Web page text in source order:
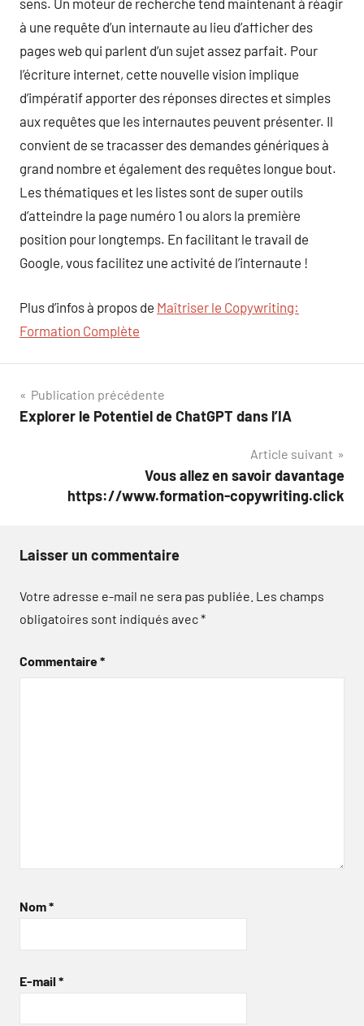
sens. Un moteur de recherche tend maintenant à réagir
à une requête d’un internaute au lieu d’afficher des
pages web qui parlent d’un sujet assez parfait. Pour
l’écriture internet, cette nouvelle vision implique
d’impératif apporter des réponses directes et simples
aux requêtes que les internautes peuvent présenter. Il
convient de se tracasser des demandes génériques à
grand nombre et également des requêtes longue bout.
Les thématiques et les listes sont de super outils
d’atteindre la page numéro 1 ou alors la première
position pour longtemps. En facilitant le travail de
Google, vous facilitez une activité de l’internaute !
Plus d’infos à propos de Maîtriser le Copywriting:
Formation Complète
Navigation
de
Publication précédente
Explorer le Potentiel de ChatGPT dans l’IA
Article suivant
Vous allez en savoir davantage
https://www.formation-copywriting.click
Laisser un commentaire
Votre adresse e-mail ne sera pas publiée. Les champs
obligatoires sont indiqués avec*
Commentaire*
Nom*
E-mail *